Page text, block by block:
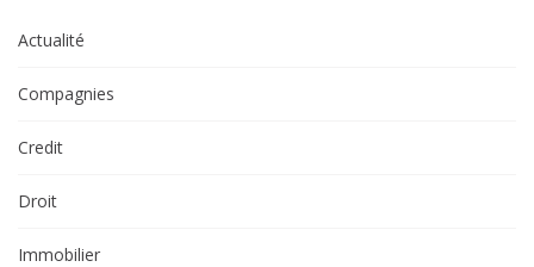
Actualité
Compagnies
Credit
Droit
Immobilier